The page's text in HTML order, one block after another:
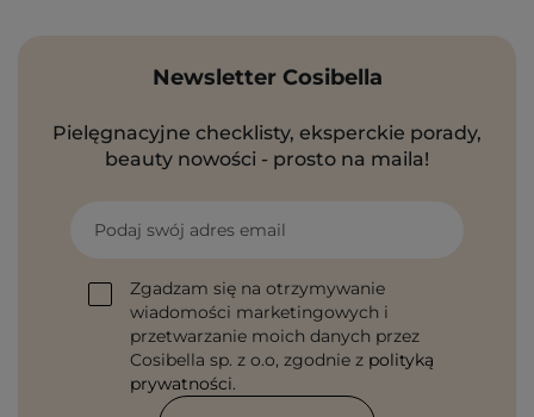
Newsletter Cosibella
Pielęgnacyjne checklisty, eksperckie porady,
beauty nowości - prosto na maila!
Podaj swój adres email
Zgadzam się na otrzymywanie
wiadomości marketingowych i
przetwarzanie moich danych przez
Cosibella sp. z o.o, zgodnie z polityką
prywatności.